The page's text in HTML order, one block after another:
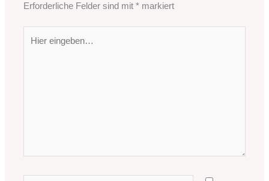
Erforderliche Felder sind mit* markiert
eingeben…